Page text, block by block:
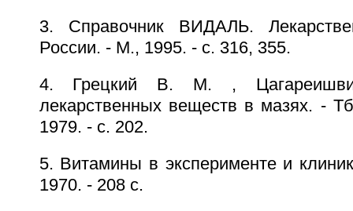
3. Справочник ВИДАЛЬ.
России. - М., 1995. - с. 316, 355.
4. Грецкий В. М. ,
лекарственных веществ в мазях. -
1979. - с. 202.
5. Витамины в эксперименте и
1970. - 208 с.